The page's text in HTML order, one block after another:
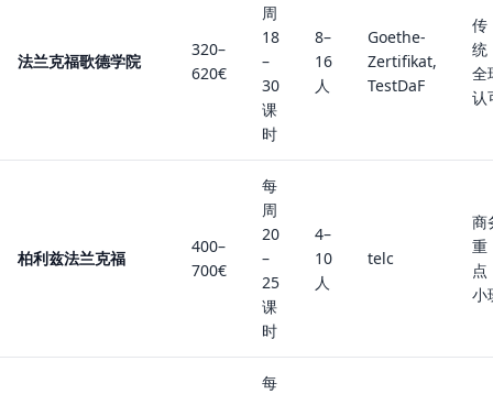
法兰克福歌德学院
320–
620€
周
18
–
30
课
时
8–
16
人
Goethe-
Zertifikat,
TestDaF
传
统
全
认
柏利兹法兰克福
400–
700€
每
周
20
–
25
课
时
4–
10
人
telc
商
重
点
小
每